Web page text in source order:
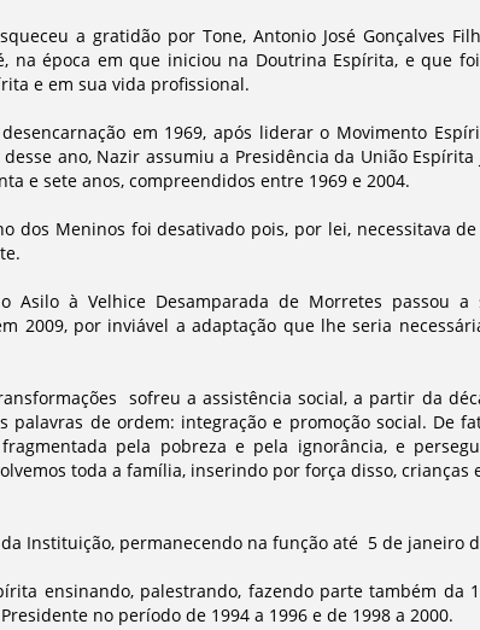
a gratidão por Tone, Antonio José Gonçalves
na época em que iniciou na Doutrina Espírita, e que
e em sua vida profissional.
em 1969, após liderar o Movimento
ano, Nazir assumiu a Presidência da União Espírita
e sete anos, compreendidos entre 1969 e 2004.
dos Meninos foi desativado pois, por lei, necessitava
Asilo à Velhice Desamparada de Morretes passou a
2009, por inviável a adaptação que lhe seria
sofreu a assistência social, a partir da
palavras de ordem: integração e promoção social. De
pela pobreza e pela ignorância, e
toda a família, inserindo por força disso, crianças
Instituição, permanecendo na função até 5 de janeiro
ensinando, palestrando, fazendo parte também da
no período de 1994 a 1996 e de 1998 a 2000.